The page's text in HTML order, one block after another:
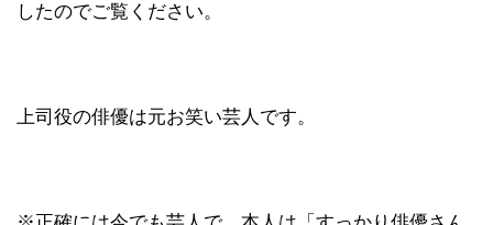
したのでご覧ください。
上司役の俳優は元お笑い芸人です。